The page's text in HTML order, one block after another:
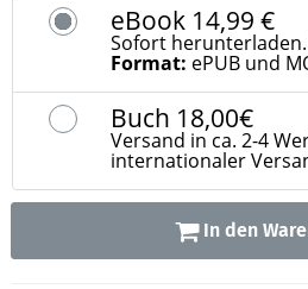
eBook 14,99 €
Sofort herunterladen.
Format: ePUB und
Buch 18,00€
Versand in ca. 2-4
internationaler
In den